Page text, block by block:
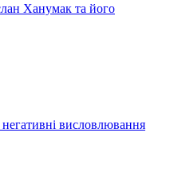
Ханумак та його
висловлювання